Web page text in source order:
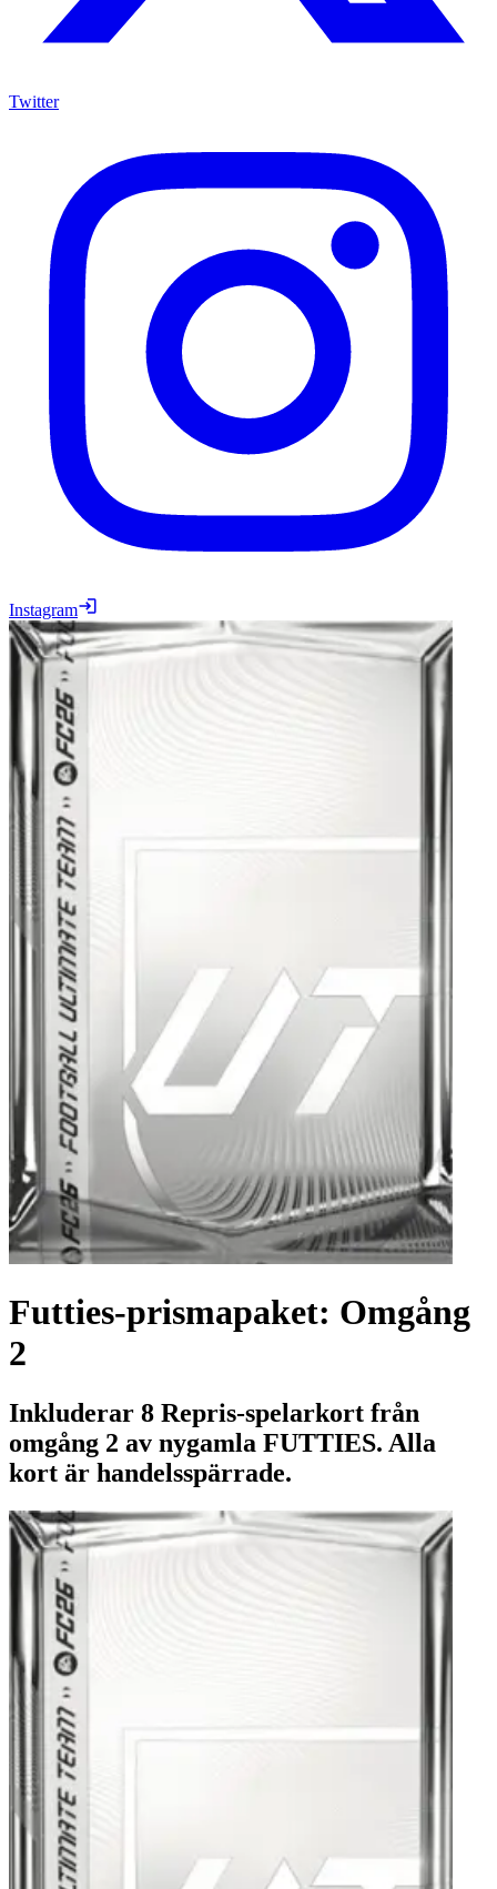
Twitter
Instagram
Futties-prismapaket: Omgång
2
Inkluderar 8 Repris-spelarkort från
omgång 2 av nygamla FUTTIES. Alla
kort är handelsspärrade.